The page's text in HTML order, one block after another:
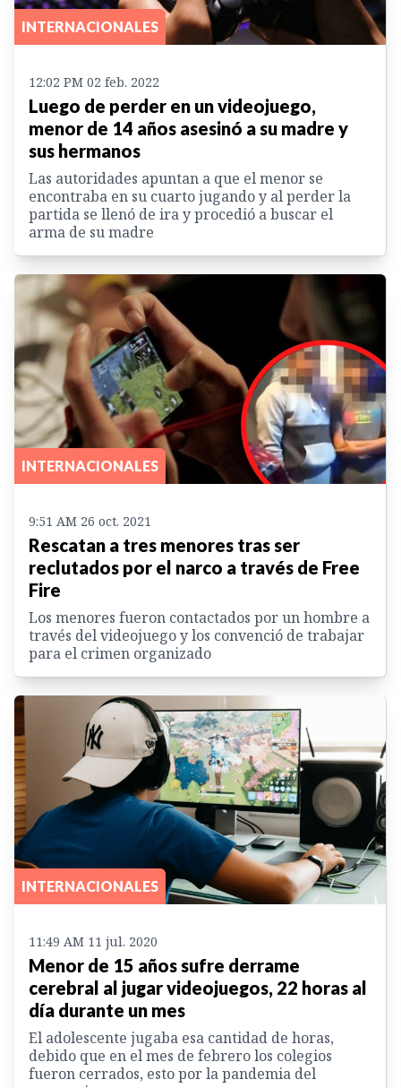
INTERNACIONALES
12:02 PM 02 feb. 2022
Luego de perder en un videojuego,
menor de 14 años asesinó a su madre y
sus hermanos
Las autoridades apuntan a que el menor se
encontraba en su cuarto jugando y al perder la
partida se llenó de ira y procedió a buscar el
arma de su madre
INTERNACIONALES
9:51 AM 26 oct. 2021
Rescatan a tres menores tras ser
reclutados por el narco a través de Free
Fire
Los menores fueron contactados por un hombre a
través del videojuego y los convenció de trabajar
para el crimen organizado
INTERNACIONALES
11:49 AM 11 jul. 2020
Menor de 15 años sufre derrame
cerebral al jugar videojuegos, 22 horas al
día durante un mes
El adolescente jugaba esa cantidad de horas,
debido que en el mes de febrero los colegios
fueron cerrados, esto por la pandemia del